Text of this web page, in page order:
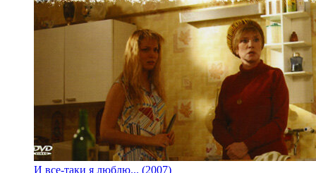
И все-таки я люблю... (2007)